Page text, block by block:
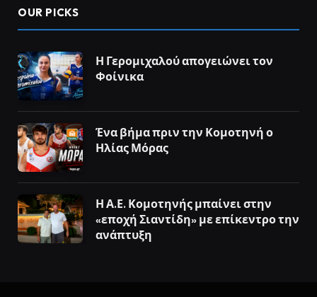
OUR PICKS
Η Γερομιχαλού απογειώνει τον
Φοίνικα
Ένα βήμα πριν την Κομοτηνή ο
Ηλίας Μόρας
Η Α.Ε. Κομοτηνής μπαίνει στην
«εποχή Σιαντίδη» με επίκεντρο την
ανάπτυξη